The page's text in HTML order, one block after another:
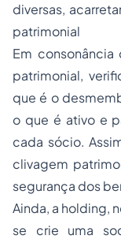
diversas,
patrimonial
Em
patrimonial,
que é o
o que é ativo e
cada sócio.
clivagem
segurança dos
Ainda, a holding,
se crie uma